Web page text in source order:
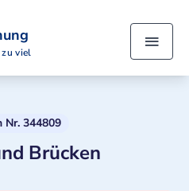
viel
Nr. 344809
Brücken